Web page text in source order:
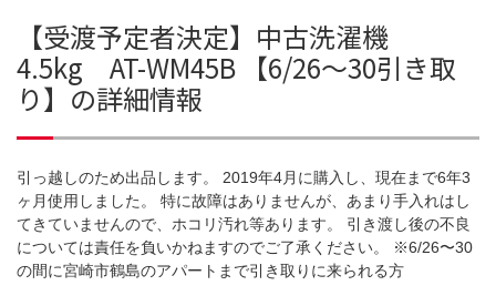
【受渡予定者決定】中古洗濯機
4.5kg AT-WM45B 【6/26〜30引き取
り】の詳細情報
引っ越しのため出品します。 2019年4月に購入し、現在まで6年3
ヶ月使用しました。 特に故障はありませんが、あまり手入れはし
てきていませんので、ホコリ汚れ等あります。 引き渡し後の不良
については責任を負いかねますのでご了承ください。 ※6/26〜30
の間に宮崎市鶴島のアパートまで引き取りに来られる方